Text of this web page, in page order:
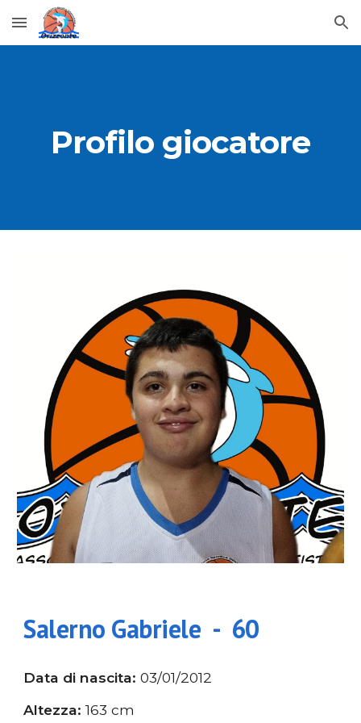
Skip to main content Skip to navigation
Profilo giocatore
Salerno Gabriele - 60
Data di nascita:03/01/2012
Altezza:163cm